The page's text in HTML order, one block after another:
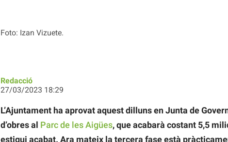
Foto: Izan Vizuete.
Redacció
27/03/2023 18:29
L’Ajuntament ha aprovat aquest dilluns en Junta de
d’obres al Parc de les Aigües, que acabarà costant 5,5
estigui acabat. Ara mateix la tercera fase està